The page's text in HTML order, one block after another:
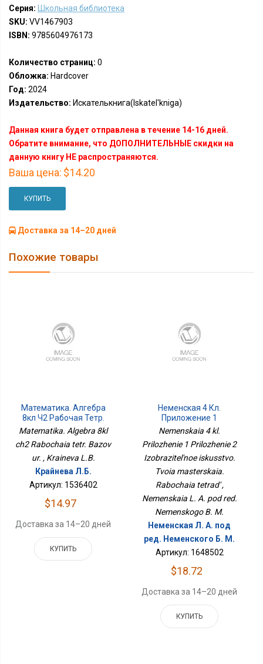
Серия:
Школьная библиотека
SKU: VV1467903
ISBN: 9785604976173
Количество страниц: 0
Обложка: Hardcover
Год: 2024
Издательство: Искателькнига(Iskatel'kniga)
Данная книга будет отправлена в течение 14-16 дней.
Обратите внимание, что ДОПОЛНИТЕЛЬНЫЕ скидки на
данную книгу НЕ распространяются.
Ваша цена: $14.20
КУПИТЬ
Доставка за 14–20 дней
Похожие товары
Математика. Алгебра
8кл Ч2 Рабочая Тетр.
Базов Ур.
Matematika. Algebra 8kl
ch2 Rabochaia tetr. Bazov
ur. , Kraineva L.B.
Крайнева Л.Б.
Артикул: 1536402
$14.97
Доставка за 14–20 дней
КУПИТЬ
Неменская 4 Кл.
Приложение 1
Приложение 2
Искусство. Твоя
Мастерская. Рабочая
Тетрадь
Nemenskaia 4 kl.
Prilozhenie 1 Prilozhenie 2
Izobrazitel'noe iskusstvo.
Tvoia masterskaia.
Rabochaia tetrad' ,
Nemenskaia L. A. pod red.
Nemenskogo B. M.
Неменская Л. А. под
ред. Неменского Б. М.
Артикул: 1648502
$18.72
Доставка за 14–20 дней
КУПИТЬ